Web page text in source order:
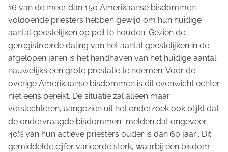
16 van de meer dan 150 Amerikaanse bisdommen
voldoende priesters hebben gewijd om hun huidige
aantal geestelijken op peil te houden. Gezien de
geregistreerde daling van het aantal geestelijken in de
afgelopen jaren is het handhaven van het huidige aantal
nauwelijks een grote prestatie te noemen. Voor de
overige Amerikaanse bisdommen is dit evenwicht echter
niet eens bereikt. De situatie zal alleen maar
verslechteren, aangezien uit het onderzoek ook blijkt dat
de ondervraagde bisdommen “melden dat ongeveer
40% van hun actieve priesters ouder is dan 60 jaar”. Dit
gemiddelde cijfer varieerde sterk, waarbij één bisdom